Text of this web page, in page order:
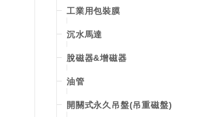
工業用包裝膜
沉水馬達
脫磁器&增磁器
油管
開關式永久吊盤(吊重磁盤)